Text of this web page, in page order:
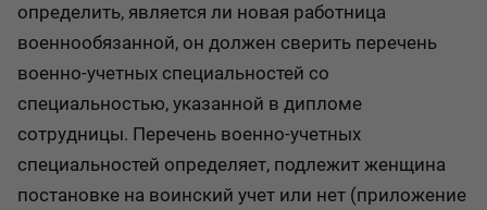
определить, является ли новая работница
военнообязанной, он должен сверить перечень
военно-учетных специальностей со
специальностью, указанной в дипломе
сотрудницы. Перечень военно-учетных
специальностей определяет, подлежит женщина
постановке на воинский учет или нет (приложение